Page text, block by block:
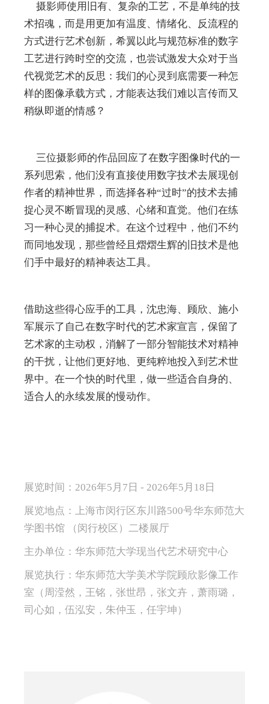
摄影师使用旧有、复杂的工艺，不是单纯的技
术招魂，而是用更加有温度、情绪化、反流程的
方式进行艺术创新，希翼以此与规范标准的数字
工艺进行跨时空的交流，也尝试激发大众对于当
代视觉艺术的反思：我们的心灵到底需要一种怎
样的图像承载方式，才能表达我们难以言传而又
稍纵即逝的情感？
三位摄影师的作品回应了在数字图像时代的一
系列思索，他们没有直接使用数字技术去展现创
作者的精神世界，而选择各种“过时”的技术去捕
捉心灵不断冒现的灵感、心绪和直觉。他们在练
习一种心灵的捕捉术。在这个过程中，他们不约
而同地发现，那些曾经且熠熠生辉的旧技术是他
们手中最好的精神表达工具。
借助这些得心应手的工具，沈忠海、顾欣、施小
军展示了自己在数字时代的艺术家宣言，保留了
艺术家的主动权，消解了一部分智能技术对精神
的干扰，让他们更好地、更纯粹地投入到艺术世
界中。在一个快的时代里，做一些适合自身的、
适合人的永续发展的慢动作。
展览时间：2026年5月7日 - 2026年5月18日
展览地点：上海市闵行区东川路500号华东师范大
学图书馆 （闵行校区）二楼展厅
主办单位：华东师范大学现当代艺术研究中心
展览执行：华东师范大学美术学院顾欣影像工作
室（周滢然，王铭，张世昂，张文卉，萧雨璐，
司心如，伍泓安，朱仲玉，任宇坤）